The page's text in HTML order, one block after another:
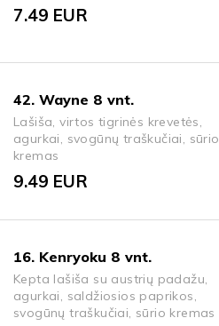
7.49 EUR
42. Wayne 8 vnt.
Lašiša, virtos tigrinės krevetės,
agurkai, svogūnų traškučiai, sūrio
kremas
9.49 EUR
16. Kenryoku 8 vnt.
Kepta lašiša su austrių padažu,
agurkai, saldžiosios paprikos,
svogūnų traškučiai, sūrio kremas